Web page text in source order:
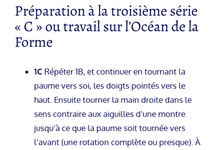
Préparation à la troisième série
« C » ou travail sur l’Océan de la
Forme
1C Répéter 1B, et continuer en tournant la
paume vers soi, les doigts pointés vers le
haut. Ensuite tourner la main droite dans le
sens contraire aux aiguilles d’une montre
jusqu’à ce que la paume soit tournée vers
l’avant (une rotation complète ou presque). À